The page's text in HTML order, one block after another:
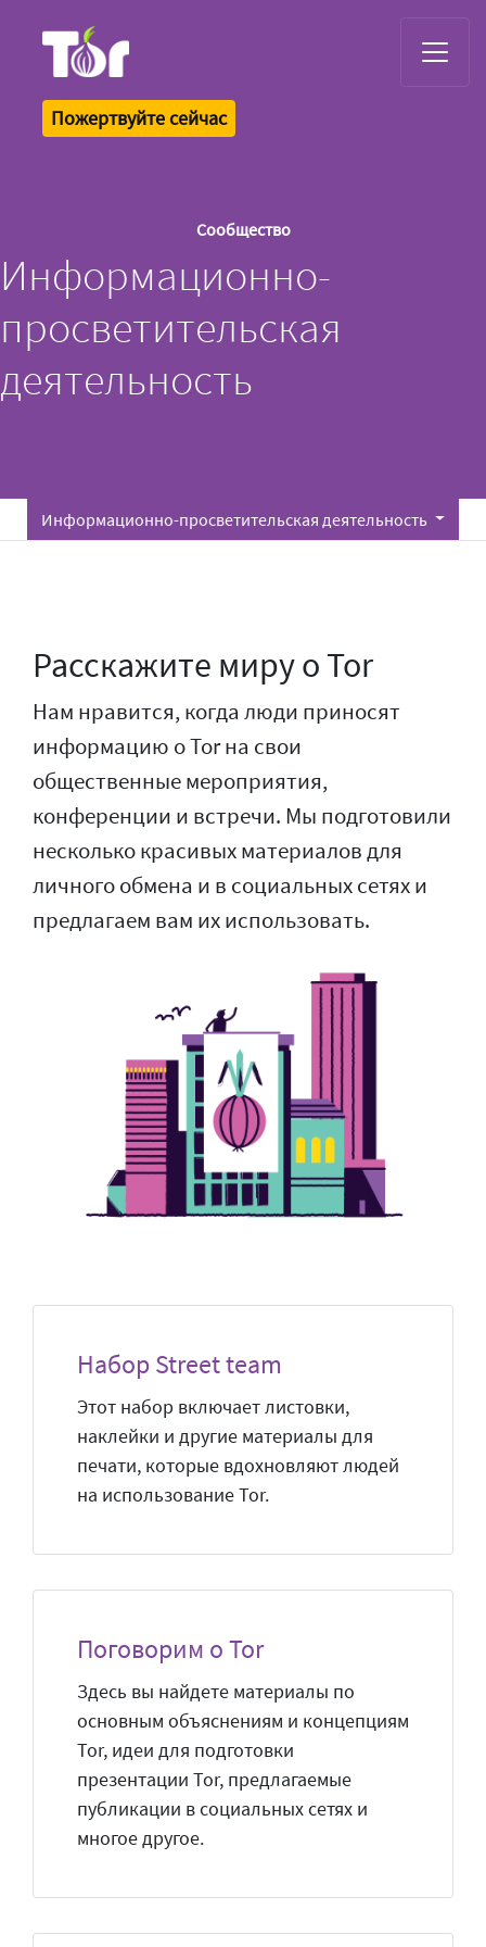
Пожертвуйте сейчас
Сообщество
Информационно-
просветительская
деятельность
Информационно-просветительская деятельность
Расскажите миру о Tor
Нам нравится, когда люди приносят
информацию о Tor на свои
общественные мероприятия,
конференции и встречи. Мы подготовили
несколько красивых материалов для
личного обмена и в социальных сетях и
предлагаем вам их использовать.
Набор Street team
Этот набор включает листовки,
наклейки и другие материалы для
печати, которые вдохновляют людей
на использование Tor.
Поговорим о Tor
Здесь вы найдете материалы по
основным объяснениям и концепциям
Tor, идеи для подготовки
презентации Tor, предлагаемые
публикации в социальных сетях и
многое другое.